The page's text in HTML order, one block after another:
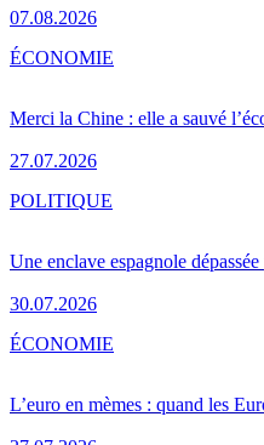
07.08.2026
Merci la Chine : elle a sauvé
27.07.2026
ÉCONOMIE
Une enclave espagnole
30.07.2026
POLITIQUE
L’euro en mèmes : quand les
ÉCONOMIE